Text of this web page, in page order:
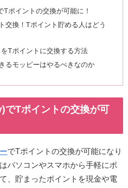
Tポイントの交換が可能に！
交換！Tポイント貯める人はどう
Tポイントに交換する方法
るモッピーはやるべきなのか
でTポイントの交換が可
でTポイントの交換が可能になり
パソコンやスマホから手軽にポ
、貯まったポイントを現金や電